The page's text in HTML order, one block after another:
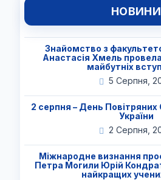
НОВИНИ
Знайомство з
Анастасія Хмель
майбутніх
5 Серпня,
2 серпня – День
України
2 Серпня,
Міжнародне визнання
Петра Могили Юрій
найкращих